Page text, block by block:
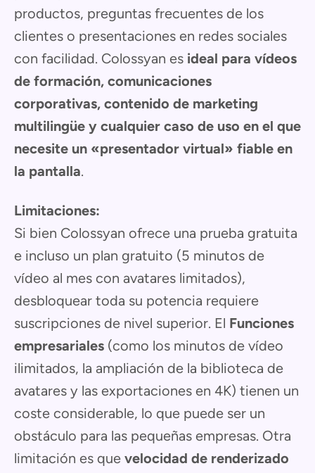
productos, preguntas frecuentes de los
clientes o presentaciones en redes sociales
con facilidad. Colossyan es ideal para vídeos
de formación, comunicaciones
corporativas, contenido de marketing
multilingüe y cualquier caso de uso en el que
necesite un «presentador virtual» fiable en
la pantalla.
Limitaciones:
Si bien Colossyan ofrece una prueba gratuita
e incluso un plan gratuito (5 minutos de
vídeo al mes con avatares limitados),
desbloquear toda su potencia requiere
suscripciones de nivel superior. El Funciones
empresariales (como los minutos de vídeo
ilimitados, la ampliación de la biblioteca de
avatares y las exportaciones en 4K) tienen un
coste considerable, lo que puede ser un
obstáculo para las pequeñas empresas. Otra
limitación es que velocidad de renderizado